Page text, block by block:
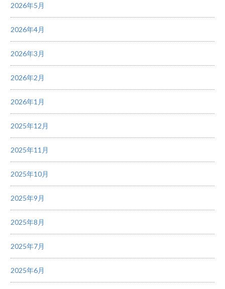
2026年5月
2026年4月
2026年3月
2026年2月
2026年1月
2025年12月
2025年11月
2025年10月
2025年9月
2025年8月
2025年7月
2025年6月